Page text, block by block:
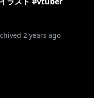
2 years ago